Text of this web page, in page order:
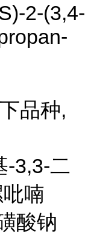
2-(3,4-
品种,
-3,3-二
喃
酸钠